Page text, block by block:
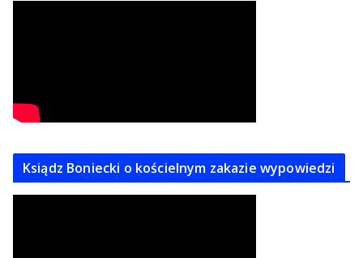
Ksiądz Boniecki o kościelnym zakazie wypowiedzi